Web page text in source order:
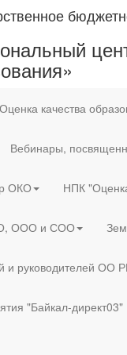
Оценка качества
Вебинары,
ОКО НПК
ООО и СОО
и руководителей ОО
"Байкал-директ03"